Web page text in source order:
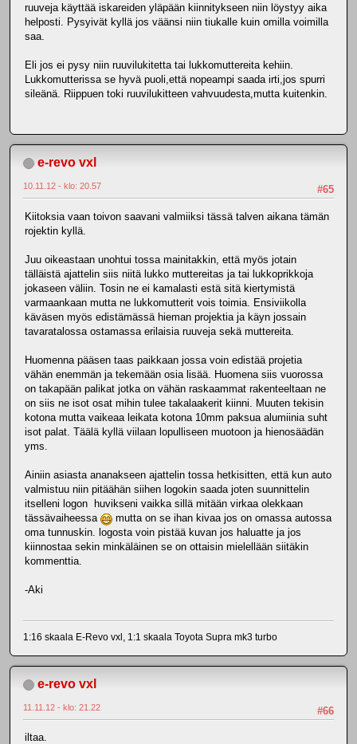
ruuveja käyttää iskareiden yläpään kiinnitykseen niin löystyy aika
helposti. Pysyivät kyllä jos väänsi niin tiukalle kuin omilla voimilla
saa.
Eli jos ei pysy niin ruuvilukitetta tai lukkomuttereita kehiin.
Lukkomutterissa se hyvä puoli,että nopeampi saada irti,jos spurri
sileänä. Riippuen toki ruuvilukitteen vahvuudesta,mutta kuitenkin.
e-revo vxl
#65
10.11.12 - klo: 20.57
Kiitoksia vaan toivon saavani valmiiksi tässä talven aikana tämän
rojektin kyllä.
Juu oikeastaan unohtui tossa mainitakkin, että myös jotain
tälläistä ajattelin siis niitä lukko muttereitas ja tai lukkoprikkoja
jokaseen väliin. Tosin ne ei kamalasti estä sitä kiertymistä
varmaankaan mutta ne lukkomutterit vois toimia. Ensiviikolla
käväsen myös edistämässä hieman projektia ja käyn jossain
tavaratalossa ostamassa erilaisia ruuveja sekä muttereita.
Huomenna pääsen taas paikkaan jossa voin edistää projetia
vähän enemmän ja tekemään osia lisää. Huomena siis vuorossa
on takapään palikat jotka on vähän raskaammat rakenteeltaan ne
on siis ne isot osat mihin tulee takalaakerit kiinni. Muuten tekisin
kotona mutta vaikeaa leikata kotona 10mm paksua alumiinia suht
isot palat. Täälä kyllä viilaan lopulliseen muotoon ja hienosäädän
yms.
Ainiin asiasta ananakseen ajattelin tossa hetkisitten, että kun auto
valmistuu niin pitäähän siihen logokin saada joten suunnittelin
itselleni logon huvikseni vaikka sillä mitään virkaa olekkaan
tässävaiheessa
mutta on se ihan kivaa jos on omassa autossa
oma tunnuskin. logosta voin pistää kuvan jos haluatte ja jos
kiinnostaa sekin minkäläinen se on ottaisin mielellään siitäkin
kommenttia.
-Aki
1:16 skaala E-Revo vxl, 1:1 skaala Toyota Supra mk3 turbo
e-revo vxl
#66
11.11.12 - klo: 21.22
iltaa.